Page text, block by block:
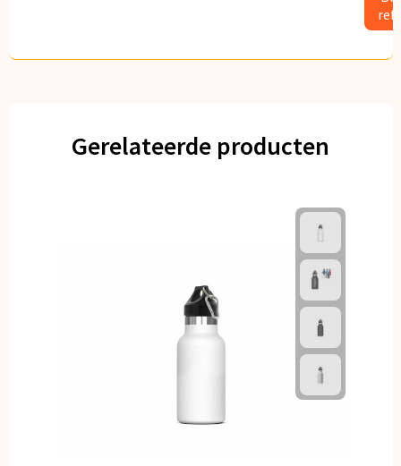
Gerelateerde producten